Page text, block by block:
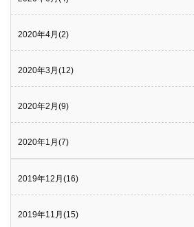
2020年4月(2)
2020年3月(12)
2020年2月(9)
2020年1月(7)
2019年12月(16)
2019年11月(15)